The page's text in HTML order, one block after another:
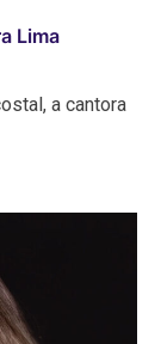
Lima
a cantora